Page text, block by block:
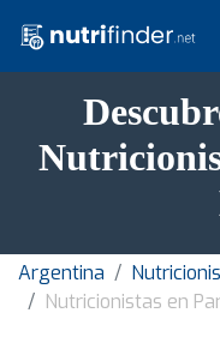
Argentina
Nutricionistas en